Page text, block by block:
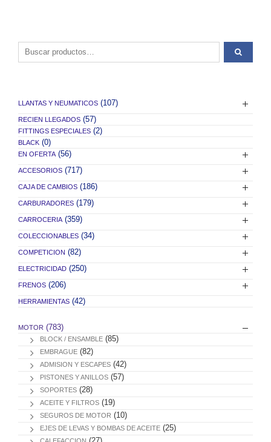
Buscar por:
LLANTAS Y NEUMATICOS (107)
RECIEN LLEGADOS (57)
FITTINGS ESPECIALES (2)
BLACK (0)
EN OFERTA (56)
ACCESORIOS (717)
CAJA DE CAMBIOS (186)
CARBURADORES (179)
CARROCERIA (359)
COLECCIONABLES (34)
COMPETICION (82)
ELECTRICIDAD (250)
FRENOS (206)
HERRAMIENTAS (42)
MOTOR (783)
BLOCK / ENSAMBLE (85)
EMBRAGUE (82)
ADMISION Y ESCAPES (42)
PISTONES Y ANILLOS (57)
SOPORTES (28)
ACEITE Y FILTROS (19)
SEGUROS DE MOTOR (10)
EJES DE LEVAS Y BOMBAS DE ACEITE (25)